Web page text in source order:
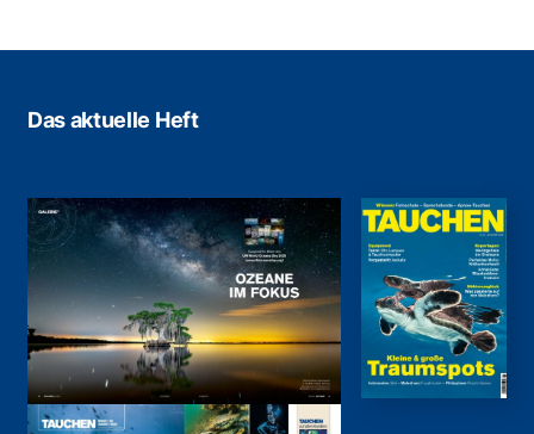
Das aktuelle Heft